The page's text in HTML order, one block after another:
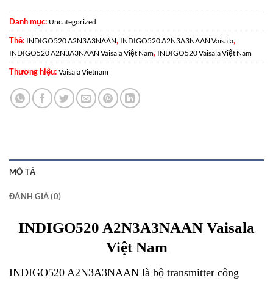
Danh mục: Uncategorized
Thẻ: INDIGO520 A2N3A3NAAN, INDIGO520 A2N3A3NAAN Vaisala,
INDIGO520 A2N3A3NAAN Vaisala Việt Nam, INDIGO520 Vaisala Việt Nam
Thương hiệu: Vaisala Vietnam
MÔ TẢ
ĐÁNH GIÁ (0)
INDIGO520 A2N3A3NAAN Vaisala
Việt Nam
INDIGO520 A2N3A3NAAN là bộ transmitter công